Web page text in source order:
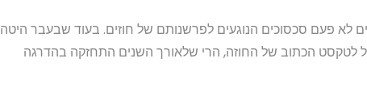
לא פעם סכסוכים הנוגעים לפרשנותם של חוזים. בעוד שבעבר היטה
הכתוב של החוזה, הרי שלאורך השנים התחזקה בהדרגה